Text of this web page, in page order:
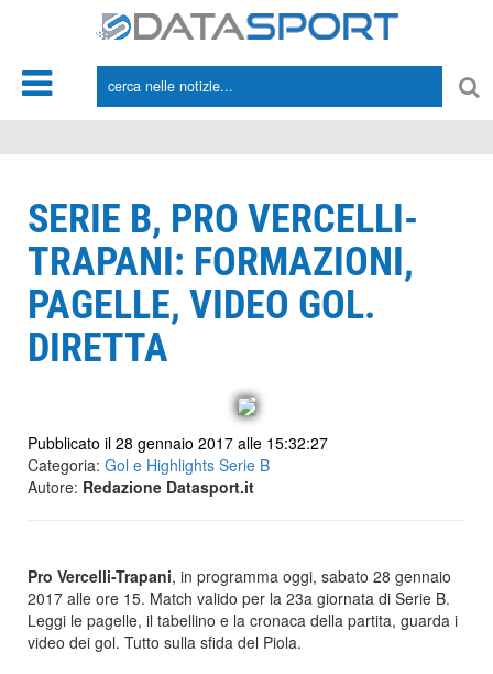
SERIE B, PRO VERCELLI-
TRAPANI: FORMAZIONI,
PAGELLE, VIDEO GOL.
DIRETTA
Pubblicato il 28 gennaio 2017 alle 15:32:27
Categoria: Gol e Highlights Serie B
Autore: Redazione Datasport.it
Pro Vercelli-Trapani, in programma oggi, sabato 28 gennaio
2017 alle ore 15. Match valido per la 23a giornata di Serie B.
Leggi le pagelle, il tabellino e la cronaca della partita, guarda i
video dei gol. Tutto sulla sfida del Piola.